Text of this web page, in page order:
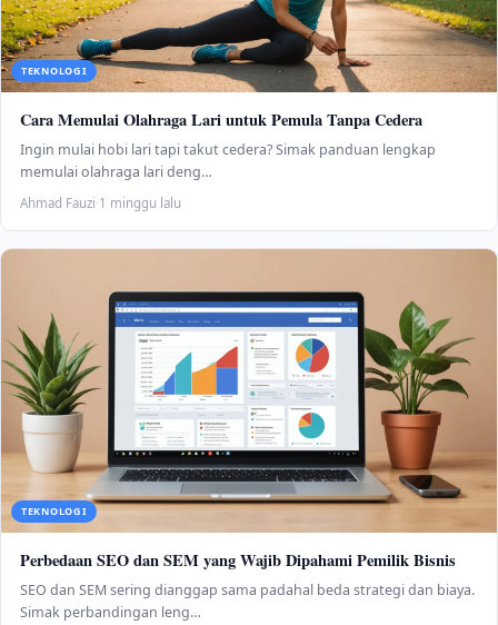
TEKNOLOGI
Cara Memulai Olahraga Lari untuk Pemula Tanpa Cedera
Ingin mulai hobi lari tapi takut cedera? Simak panduan lengkap
memulai olahraga lari deng…
Ahmad Fauzi·1 minggu lalu
TEKNOLOGI
Perbedaan SEO dan SEM yang Wajib Dipahami Pemilik Bisnis
SEO dan SEM sering dianggap sama padahal beda strategi dan biaya.
Simak perbandingan leng…